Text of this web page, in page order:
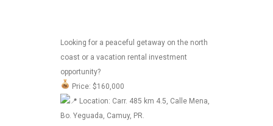
Looking for a peaceful getaway on the north
coast or a vacation rental investment
opportunity?
Price: $160,000
Location: Carr. 485 km 4.5, Calle Mena,
Bo. Yeguada, Camuy, PR.